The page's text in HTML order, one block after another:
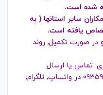
شده است.
سایر استانها ( به
یافته است.
در صورت تکمیل, روند
تماس یا ارسال
درخواست به شماره 09359591557 در واتساپ, تلگرام,